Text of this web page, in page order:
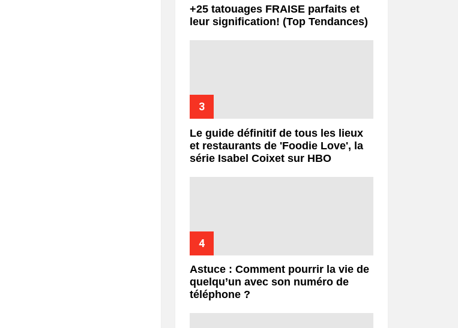
+25 tatouages ​​FRAISE parfaits et
leur signification! (Top Tendances)
Le guide définitif de tous les lieux
et restaurants de 'Foodie Love', la
série Isabel Coixet sur HBO
Astuce : Comment pourrir la vie de
quelqu’un avec son numéro de
téléphone ?